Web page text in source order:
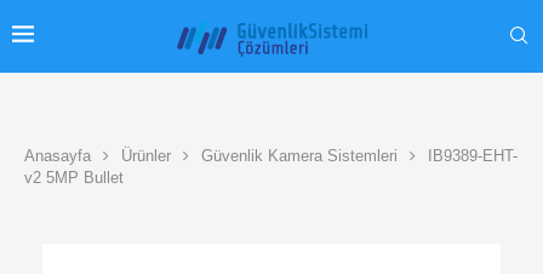
Anasayfa Ürünler Güvenlik Kamera Sistemleri
IB9389-EHT-
v2 5MP Bullet